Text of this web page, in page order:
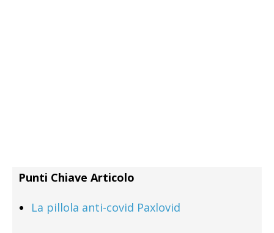
Punti Chiave Articolo
La pillola anti-covid Paxlovid